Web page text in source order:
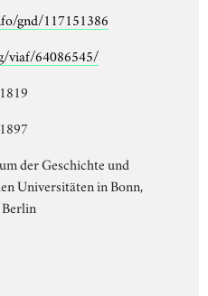
gnd/117151386
viaf/64086545/
der Geschichte und
Universitäten in Bonn,